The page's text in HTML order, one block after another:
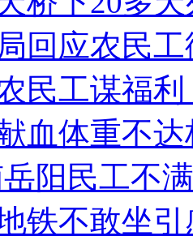
逃窜
回应农民
民工谋福
血体重不
阳民工不
铁不敢坐